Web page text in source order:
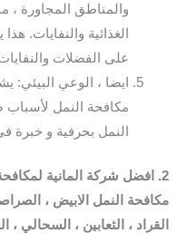
والمناطق المجاورة ،
الغذائية والنفايات.
على الفضلات
ايضا ، الوعي البيئي:
مكافحة النمل لأسباب
النمل بحرفية و خبرة
مكافحة النمل الابيض ،
القراد ، الثعابين ، السحالي